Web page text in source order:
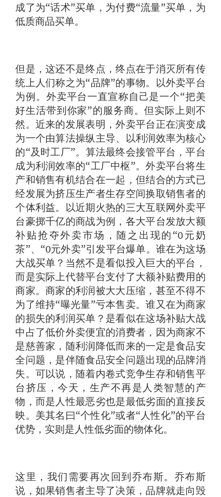
成了为“话术”买单，为付费“流量”买单，为
低质商品买单。
但是，这还不是终点，终点在于消灭所有传
统上人们称之为“品牌”的事物。以外卖平台
为例。外卖平台一直宣称自己是一个“把美
好生活带到你家”的服务商。但实际上则不
然。近来的发展表明，外卖平台正在演变成
为一个由算法操纵主导、以利润效率为核心
的“及时工厂”。算法最终会接管平台，平台
成为利润效率的“工厂中枢”。外卖平台将生
产和销售有机结合在一起，但结合的方式已
经发展为挤压生产者生存空间换取销售者的
个体利益。以近期火热的三大互联网外卖平
台豪掷千亿的商战为例，各大平台发放大额
补贴抢夺外卖市场，随之出现的“0元奶
茶”、“0元外卖”引发平台爆单。谁在为这场
大战买单？当然不是看似投入巨大的平台，
而是实际上代替平台支付了大额补贴费用的
商家。商家的利润被大大压缩，甚至不得不
为了维持“曝光量”亏本售卖。谁又在为商家
的损失的利润买单？是看似在这场补贴大战
中占了低价外卖便宜的消费者，因为商家不
是慈善家，随利润降低而来的一定是食品安
全问题，是伴随食品安全问题出现的品牌消
失。可以说，随着内卷式竞争生存和销售平
台挤压，今天，生产不再是人类智慧的产
物，而是人性最恶劣也是最低劣面的直接反
映。美其名曰“个性化”或者“人性化”的平台
优势，实则是人性低劣面的物体化。
这里，我们需要再次回到乔布斯。乔布斯
说，如果销售者主导了决策，品牌就走向毁